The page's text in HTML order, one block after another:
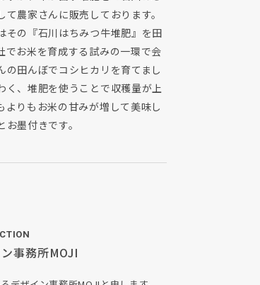
て農家さんに販売しております。
その『石川はちみつ牛堆肥』を田
でお米を育成する試みの一環で会
の田んぼでコシヒカリを育てまし
く、堆肥を使うことで収穫量が上
よりもお米の甘みが増して美味し
墨付きです。
事務所MOJI